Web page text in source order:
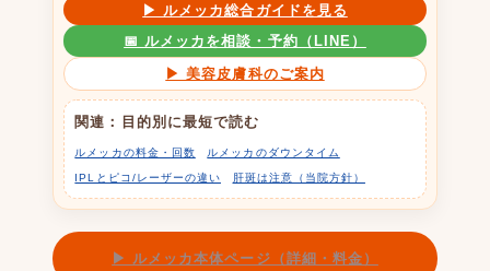
▶ ルメッカ総合ガイドを見る
📅 ルメッカを相談・予約（LINE）
▶ 美容皮膚科のご案内
関連：目的別に最短で読む
ルメッカの料金・回数 ルメッカのダウンタイム
IPLとピコ/レーザーの違い 肝斑は注意（当院方針）
▶ ルメッカ本体ページ（詳細・料金）